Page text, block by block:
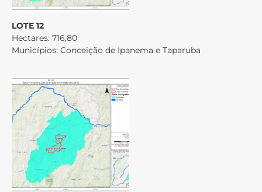
LOTE 12
Hectares: 716,80
Municípios: Conceição de Ipanema e Taparuba